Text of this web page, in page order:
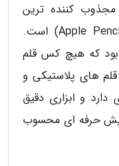
کننده ترین
احتمالات، پشتیبانی از اپل پنسل (Apple Pencil) است.
بود که هیچ کس قلم
های پلاستیکی و
ساختاری دارد و ابزاری دقیق
حرفه ای محسوب